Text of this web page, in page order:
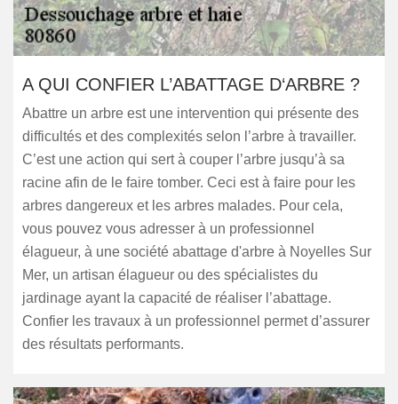
A QUI CONFIER L’ABATTAGE D‘ARBRE ?
Abattre un arbre est une intervention qui présente des
difficultés et des complexités selon l’arbre à travailler.
C’est une action qui sert à couper l’arbre jusqu’à sa
racine afin de le faire tomber. Ceci est à faire pour les
arbres dangereux et les arbres malades. Pour cela,
vous pouvez vous adresser à un professionnel
élagueur, à une société abattage d'arbre à Noyelles Sur
Mer, un artisan élagueur ou des spécialistes du
jardinage ayant la capacité de réaliser l’abattage.
Confier les travaux à un professionnel permet d’assurer
des résultats performants.